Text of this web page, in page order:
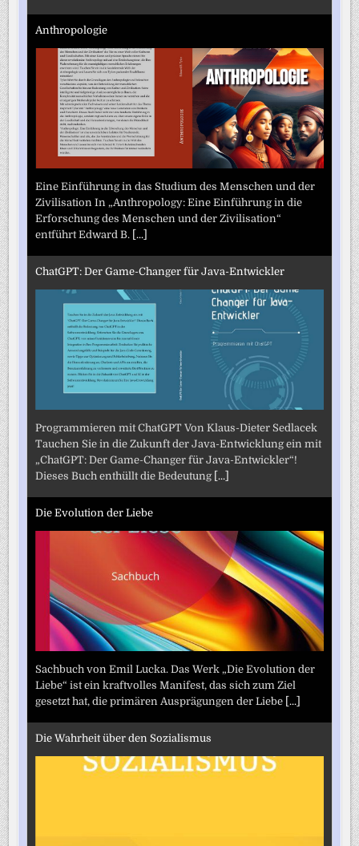
Anthropologie
Eine Einführung in das Studium des Menschen und der
Zivilisation In „Anthropology: Eine Einführung in die
Erforschung des Menschen und der Zivilisation“
entführt Edward B. [...]
ChatGPT: Der Game-Changer für Java-Entwickler
Programmieren mit ChatGPT Von Klaus-Dieter Sedlacek
Tauchen Sie in die Zukunft der Java-Entwicklung ein mit
„ChatGPT: Der Game-Changer für Java-Entwickler“!
Dieses Buch enthüllt die Bedeutung [...]
Die Evolution der Liebe
Sachbuch von Emil Lucka. Das Werk „Die Evolution der
Liebe“ ist ein kraftvolles Manifest, das sich zum Ziel
gesetzt hat, die primären Ausprägungen der Liebe [...]
Die Wahrheit über den Sozialismus